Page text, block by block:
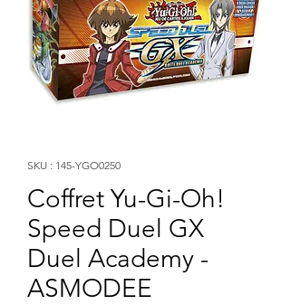
SKU : 145-YGO0250
Coffret Yu-Gi-Oh!
Speed Duel GX
Duel Academy -
ASMODEE